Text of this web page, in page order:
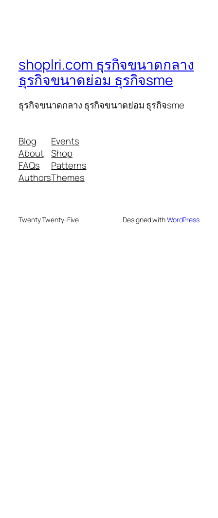
shoplri.com ธุรกิจขนาดกลาง
ธุรกิจขนาดย่อม ธุรกิจsme
ธุรกิจขนาดกลาง ธุรกิจขนาดย่อม ธุรกิจsme
Blog
About
FAQs
Authors
Events
Shop
Patterns
Themes
Twenty Twenty-Five Designed withWordPress